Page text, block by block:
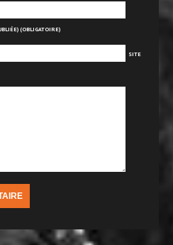
(OBLIGATOIRE)
SITE